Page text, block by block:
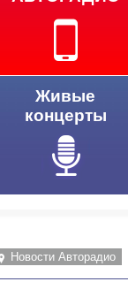
Живые
концерты
Новости Авторадио